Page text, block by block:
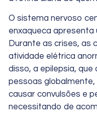
O sistema nervoso
enxaqueca apresenta
Durante as crises, as
atividade elétrica
disso, a epilepsia,
pessoas
causar convulsões e
necessitando de